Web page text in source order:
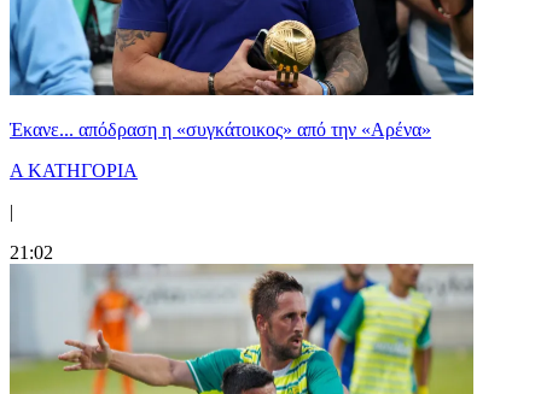
Έκανε... απόδραση η «συγκάτοικος» από την «Αρένα»
Α ΚΑΤΗΓΟΡΙΑ
|
21:02